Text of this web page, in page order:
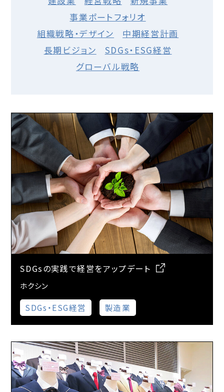
事業ポートフォリオ
組織戦略・デザイン
中期経営計画
長期ビジョン
SDGs・ESG経営
グローバル戦略
SDGsの実践で経営をアップデート
ホクシン
SDGs・ESG経営 製造業